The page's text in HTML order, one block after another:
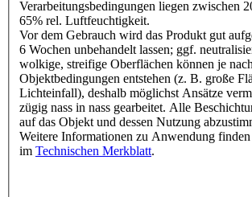
Verarbeitungsbedingungen liegen zwischen
65% rel. Luftfeuchtigkeit.
Vor dem Gebrauch wird das Produkt gut
6 Wochen unbehandelt lassen; ggf.
wolkige, streifige Oberflächen können je nach
Objektbedingungen entstehen (z. B. große
Lichteinfall), deshalb möglichst Ansätze
zügig nass in nass gearbeitet. Alle
auf das Objekt und dessen Nutzung
Weitere Informationen zu Anwendung finden
im Technischen Merkblatt.